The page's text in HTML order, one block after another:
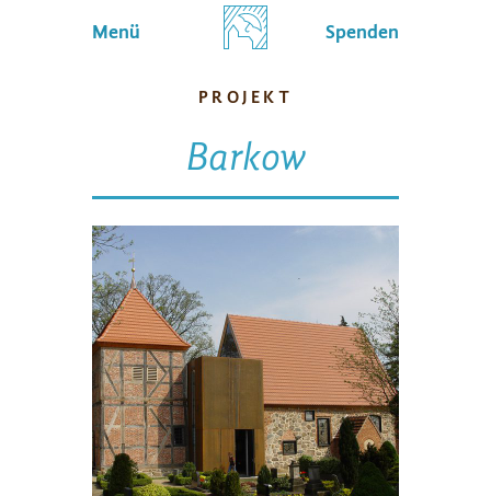
Menü Spenden
PROJEKT
Barkow